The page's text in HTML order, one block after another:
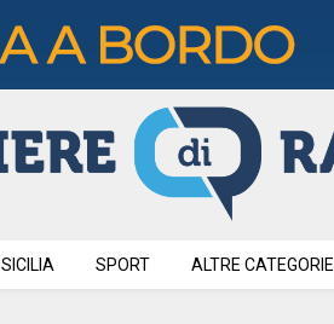
SICILIA SPORT ALTRE CATEGORIE